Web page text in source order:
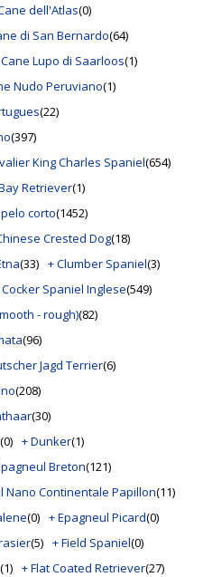
dell'Atlas(0)
di San Bernardo(64)
Lupo di Saarloos(1)
Nudo Peruviano(1)
(22)
(397)
King Charles Spaniel(654)
Retriever(1)
corto(1452)
Crested Dog(18)
(33) + Clumber Spaniel(3)
Cocker Spaniel Inglese(549)
- rough)(82)
(96)
Jagd Terrier(6)
(208)
(30)
(0) + Dunker(1)
Breton(121)
Nano Continentale Papillon(11)
(0) + Epagneul Picard(0)
(5) + Field Spaniel(0)
(1) + Flat Coated Retriever(27)